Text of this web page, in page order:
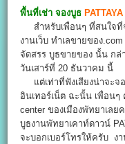
พื้นที่เช่า จองบูธ
สำหรับเพื่อนๆ ที่สนใจที่
งานเว็บ ทำเลขายของ
จัดสรร บูธขายของ นั้น กล่
วันเสาร์ที่ 20 ธันวาคม นี้
แต่เท่าที่ฟังเสียงน่าจะจอ
อินเทอร์เน็ต ฉะนั้น เพื่อนๆ
center ของเมืองพัทยาเล
บูธงานพัทยาเคาท์ดาวน์
จะบอกเบอร์โทรให้ครับ ง